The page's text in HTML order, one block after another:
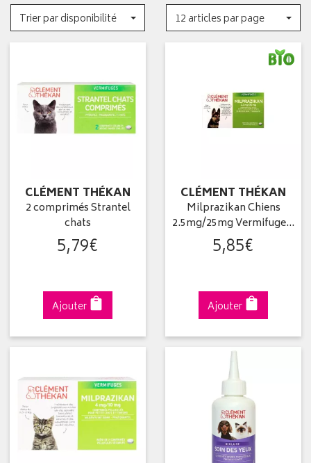
Trier par disponibilité
12 articles par page
CLÉMENT THÉKAN
2 comprimés Strantel
chats
5,79€
Ajouter
CLÉMENT THÉKAN
Milprazikan Chiens
2.5mg/25mg Vermifuge…
5,85€
Ajouter